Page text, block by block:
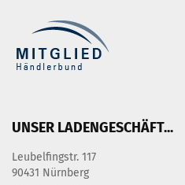
UNSER LADENGESCHÄFT...
Leubelfingstr. 117
90431 Nürnberg